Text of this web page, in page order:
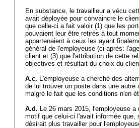
En substance, le travailleur a vécu
avait déployée pour convaincre le
que celle-ci a fait valoir (1) que les
pouvaient leur être retirés à tout
appartenaient à ceux les ayant
général de l'employeuse (ci-après:
client et (3) que l'attribution de cette
objectives et résultait du choix du
A.c. L'employeuse a cherché des
de lui trouver un poste dans une
malgré le fait que les conditions n'en
A.d. Le 26 mars 2015, l'employeuse
motif que celui-ci l'avait informée que,
désirait plus travailler pour